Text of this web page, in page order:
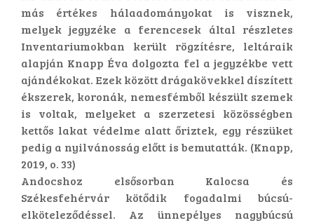
más értékes hálaadományokat is visznek,
melyek jegyzéke a ferencesek által részletes
Inventariumokban került rögzítésre, leltáraik
alapján Knapp Éva dolgozta fel a jegyzékbe vett
ajándékokat. Ezek között drágakövekkel díszített
ékszerek, koronák, nemesfémből készült szemek
is voltak, melyeket a szerzetesi közösségben
kettős lakat védelme alatt őriztek, egy részüket
pedig a nyilvánosság előtt is bemutatták. (Knapp,
2019, o. 33)
Andocshoz elsősorban Kalocsa és
Székesfehérvár kötődik fogadalmi búcsú-
elköteleződéssel. Az ünnepélyes nagybúcsú